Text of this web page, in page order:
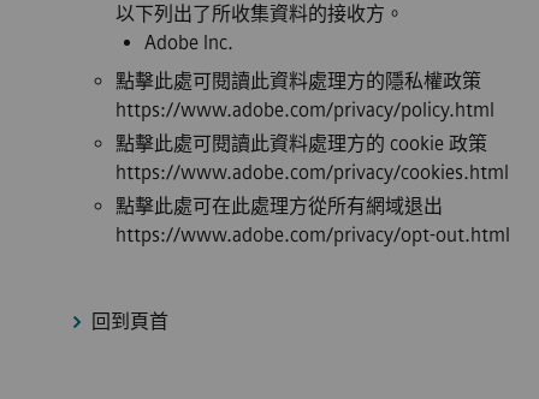
以下列出了所收集資料的接收方。
Adobe Inc.
點擊此處可閱讀此資料處理方的隱私權政策
https://www.adobe.com/privacy/policy.html
點擊此處可閱讀此資料處理方的 cookie 政策
https://www.adobe.com/privacy/cookies.html
點擊此處可在此處理方從所有網域退出
https://www.adobe.com/privacy/opt-out.html
回到頁首